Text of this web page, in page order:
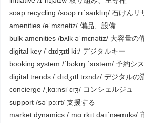
soap recycling /soʊp rɪˈsaɪklɪŋ/ 石けんリ
amenities /əˈmɛnətiz/ 備品、設備
bulk amenities /bʌlk əˈmɛnətiz/ 大容量の
digital key /ˈdɪdʒɪtl kiː/ デジタルキー
booking system /ˈbʊkɪŋ ˈsɪstəm/ 予約シ
digital trends /ˈdɪdʒɪtl trɛndz/ デジタルの
concierge /ˌkɑːnsiˈɛrʒ/ コンシェルジュ
support /səˈpɔːrt/ 支援する
market dynamics /ˈmɑːrkɪt daɪˈnæmɪks/